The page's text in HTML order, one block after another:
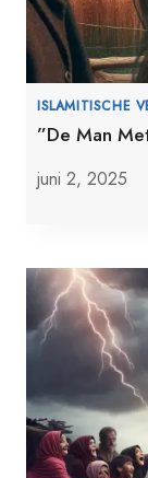
ISLAMITISCHE
”De Man
juni 2, 2025